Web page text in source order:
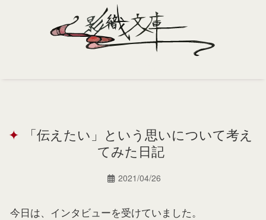
Portfolio
「伝えたい」という思いについて考え
てみた日記
2021/04/26
今日は、インタビューを受けていました。